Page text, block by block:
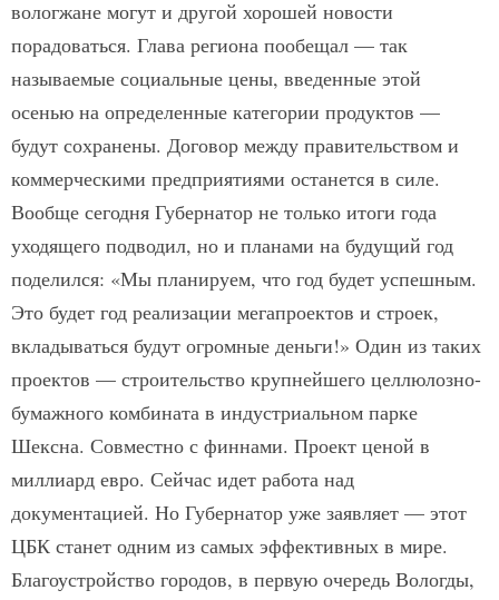
вологжане могут и другой хорошей новости
порадоваться. Глава региона пообещал — так
называемые социальные цены, введенные этой
осенью на определенные категории продуктов —
будут сохранены. Договор между правительством и
коммерческими предприятиями останется в силе.
Вообще сегодня Губернатор не только итоги года
уходящего подводил, но и планами на будущий год
поделился: «Мы планируем, что год будет успешным.
Это будет год реализации мегапроектов и строек,
вкладываться будут огромные деньги!» Один из таких
проектов — строительство крупнейшего целлюлозно-
бумажного комбината в индустриальном парке
Шексна. Совместно с финнами. Проект ценой в
миллиард евро. Сейчас идет работа над
документацией. Но Губернатор уже заявляет — этот
ЦБК станет одним из самых эффективных в мире.
Благоустройство городов, в первую очередь Вологды,